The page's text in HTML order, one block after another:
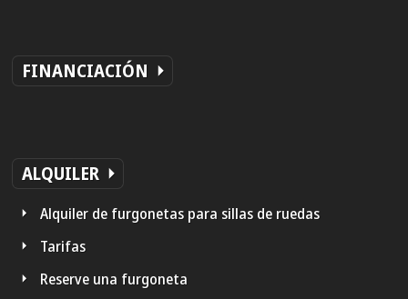
FINANCIACIÓN
ALQUILER
Alquiler de furgonetas para sillas de ruedas
Tarifas
Reserve una furgoneta